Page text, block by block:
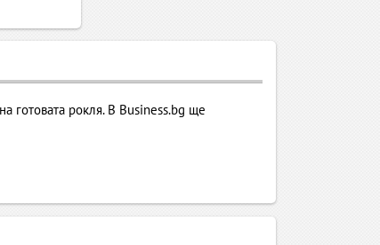
готовата рокля. В Business.bg ще
рокля е най-емоционалната част от
най-истинската версия на себе си.